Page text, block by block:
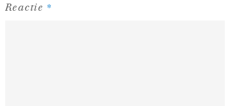
Reactie *